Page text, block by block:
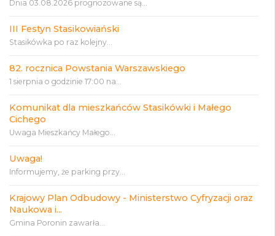
Dnia 03.08.2026 prognozowane są...
III Festyn Stasikowiański
Stasikówka po raz kolejny...
82. rocznica Powstania Warszawskiego
1 sierpnia o godzinie 17:00 na...
Komunikat dla mieszkańców Stasikówki i Małego
Cichego
Uwaga Mieszkańcy Małego...
Uwaga!
Informujemy, że parking przy...
Krajowy Plan Odbudowy - Ministerstwo Cyfryzacji oraz
Naukowa i...
Gmina Poronin zawarła...